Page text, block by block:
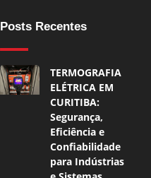
Posts Recentes
TERMOGRAFIA
ELÉTRICA EM
CURITIBA:
Segurança,
Eficiência e
Confiabilidade
para Indústrias